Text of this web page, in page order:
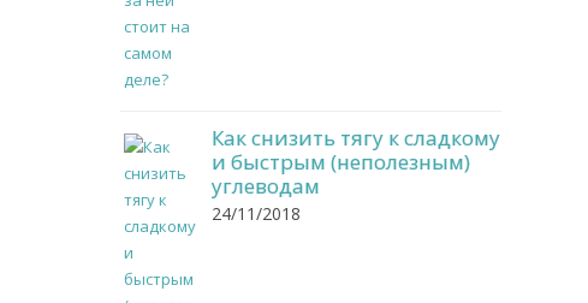
Как снизить тягу к сладкому
и быстрым (неполезным)
углеводам
24/11/2018